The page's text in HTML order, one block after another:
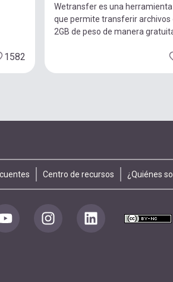
1582
Wetransfer es una
que permite transferir archivos
2GB de peso de manera
Centro de recursos ¿Quiénes